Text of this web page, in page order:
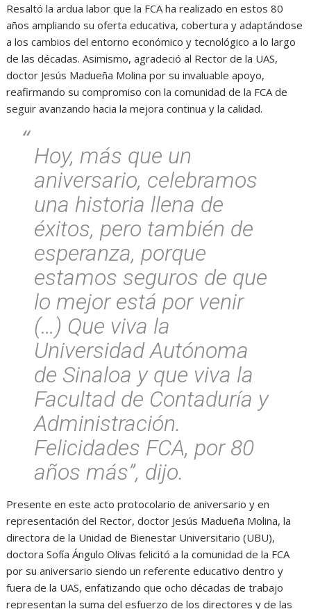
Resaltó la ardua labor que la FCA ha realizado en estos 80
años ampliando su oferta educativa, cobertura y adaptándose
a los cambios del entorno económico y tecnológico a lo largo
de las décadas. Asimismo, agradeció al Rector de la UAS,
doctor Jesús Madueña Molina por su invaluable apoyo,
reafirmando su compromiso con la comunidad de la FCA de
seguir avanzando hacia la mejora continua y la calidad.
Hoy, más que un
aniversario, celebramos
una historia llena de
éxitos, pero también de
esperanza, porque
estamos seguros de que
lo mejor está por venir
(…) Que viva la
Universidad Autónoma
de Sinaloa y que viva la
Facultad de Contaduría y
Administración.
Felicidades FCA, por 80
años más”, dijo.
Presente en este acto protocolario de aniversario y en
representación del Rector, doctor Jesús Madueña Molina, la
directora de la Unidad de Bienestar Universitario (UBU),
doctora Sofía Ángulo Olivas felicitó a la comunidad de la FCA
por su aniversario siendo un referente educativo dentro y
fuera de la UAS, enfatizando que ocho décadas de trabajo
representan la suma del esfuerzo de los directores y de las